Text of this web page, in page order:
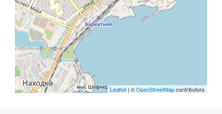
Leaflet | ©OpenStreetMapcontributors